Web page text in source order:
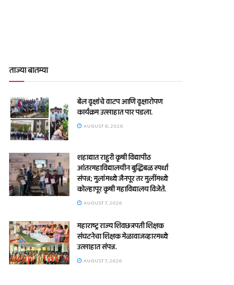
ताज्या बातम्या
बेल वृक्षांचे वाटप आणि वृक्षारोपण
कार्यक्रम उत्साहात पार पडला.
AUGUST 8, 2026
शहाद्यात राहुरी कृषी विद्यापीठ
आंतरमहाविद्यालयीन बुद्धिबळ स्पर्धा
संपन्न; मुलांमध्ये जैनपूर तर मुलींमध्ये
कोल्हापूर कृषी महाविद्यालय विजेते.
AUGUST 7, 2026
महाराष्ट्र राज्य शिवछत्रपती शिक्षक
संघटनेचा शिक्षक मेळावाजव्हारमध्ये
उत्साहात संपन्न.
AUGUST 7, 2026